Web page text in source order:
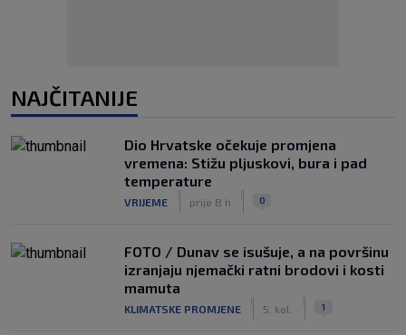
NAJČITANIJE
Dio Hrvatske očekuje promjena
vremena: Stižu pljuskovi, bura i pad
temperature
VRIJEME prije 8 h 0
FOTO / Dunav se isušuje, a na površinu
izranjaju njemački ratni brodovi i kosti
mamuta
KLIMATSKE PROMJENE 5. kol. 1